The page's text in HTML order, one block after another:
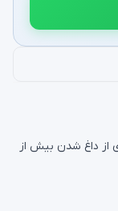
از داغ شدن بیش از